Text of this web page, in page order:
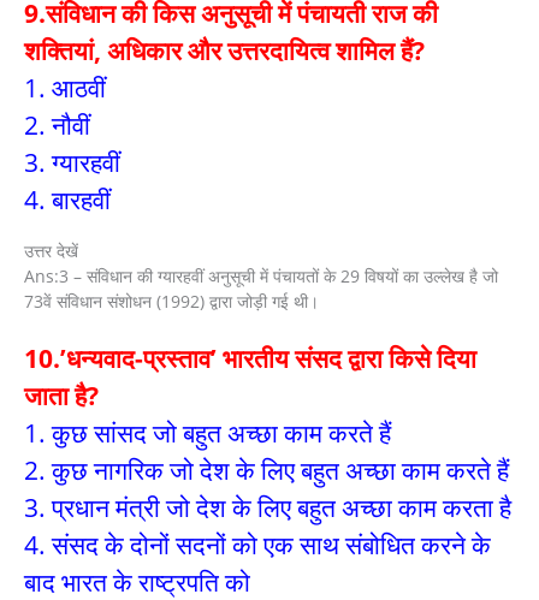
9.संविधान की किस अनुसूची में पंचायती राज की
शक्तियां, अधिकार और उत्तरदायित्व शामिल हैं?
1. आठवीं
2. नौवीं
3. ग्यारहवीं
4. बारहवीं
उत्तर देखें
Ans:3 – संविधान की ग्यारहवीं अनुसूची में पंचायतों के 29 विषयों का उल्लेख है जो
73वें संविधान संशोधन (1992) द्वारा जोड़ी गई थी।
10.’धन्यवाद-प्रस्ताव’ भारतीय संसद द्वारा किसे दिया
जाता है?
1. कुछ सांसद जो बहुत अच्छा काम करते हैं
2. कुछ नागरिक जो देश के लिए बहुत अच्छा काम करते हैं
3. प्रधान मंत्री जो देश के लिए बहुत अच्छा काम करता है
4. संसद के दोनों सदनों को एक साथ संबोधित करने के
बाद भारत के राष्ट्रपति को